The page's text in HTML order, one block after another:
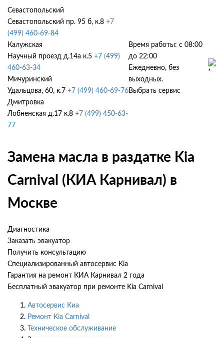
Севастопольский
Севастопольский пр. 95 б, к.8 +7
(499) 460-69-84
Калужская
Научный проезд д.14а к.5 +7 (499)
460-63-34
Мичуринский
Удальцова, 60, к.7 +7 (499) 460-69-76
Дмитровка
Лобненская д.17 к.8 +7 (499) 450-63-
77
Время работы: с 08:00
до 22:00
Ежедневно, без
выходных.
Выбрать сервис
Замена масла в раздатке Kia
Carnival (КИА Карнивал) в
Москве
Диагностика
Заказать эвакуатор
Получить консультацию
Специализированный автосервис Kia
Гарантия на ремонт КИА Карнивал 2 года
Бесплатный эвакуатор при ремонте Kia Carnival
Автосервис Киа
Ремонт Kia Carnival
Техническое обслуживание